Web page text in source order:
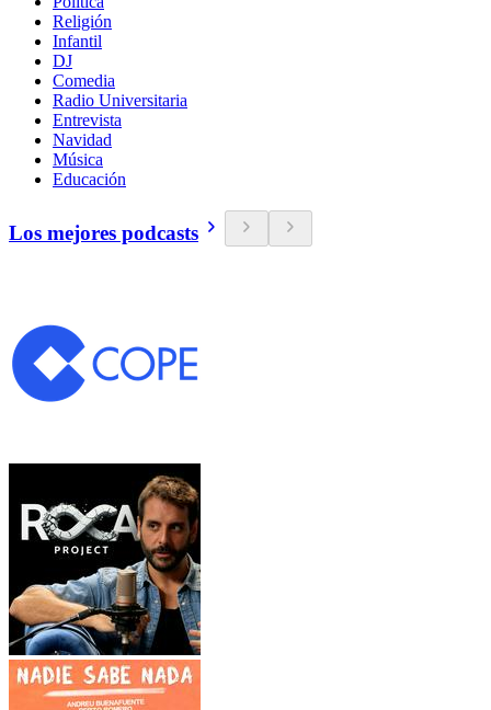
Religión
Infantil
DJ
Comedia
Radio Universitaria
Entrevista
Navidad
Música
Educación
Los mejores podcasts